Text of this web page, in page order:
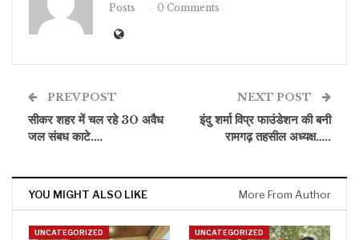
Posts
0 Comments
PREV POST
सीकर शहर में चल रहे 30 अवैध
जल संबध काटे….
NEXT POST
इंदु शर्मा विप्र फाउंडेशन की बनी
रामगढ़ तहसील अध्यक्ष…..
YOU MIGHT ALSO LIKE More From Author
UNCATEGORIZED UNCATEGORIZED